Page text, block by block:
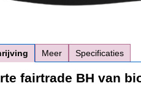
Meer Specificaties
fairtrade BH van